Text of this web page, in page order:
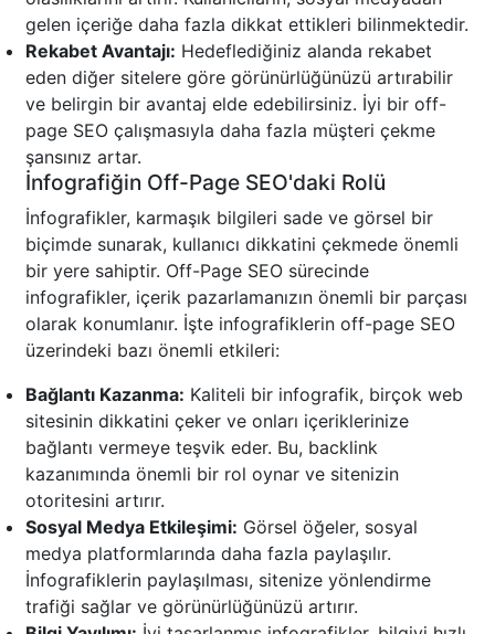
gelen içeriğe daha fazla dikkat ettikleri bilinmektedir.
Rekabet Avantajı: Hedeflediğiniz alanda rekabet
eden diğer sitelere göre görünürlüğünüzü artırabilir
ve belirgin bir avantaj elde edebilirsiniz. İyi bir off-
page SEO çalışmasıyla daha fazla müşteri çekme
şansınız artar.
İnfografiğin Off-Page SEO'daki Rolü
İnfografikler, karmaşık bilgileri sade ve görsel bir
biçimde sunarak, kullanıcı dikkatini çekmede önemli
bir yere sahiptir. Off-Page SEO sürecinde
infografikler, içerik pazarlamanızın önemli bir parçası
olarak konumlanır. İşte infografiklerin off-page SEO
üzerindeki bazı önemli etkileri:
Bağlantı Kazanma: Kaliteli bir infografik, birçok web
sitesinin dikkatini çeker ve onları içeriklerinize
bağlantı vermeye teşvik eder. Bu, backlink
kazanımında önemli bir rol oynar ve sitenizin
otoritesini artırır.
Sosyal Medya Etkileşimi: Görsel öğeler, sosyal
medya platformlarında daha fazla paylaşılır.
İnfografiklerin paylaşılması, sitenize yönlendirme
trafiği sağlar ve görünürlüğünüzü artırır.